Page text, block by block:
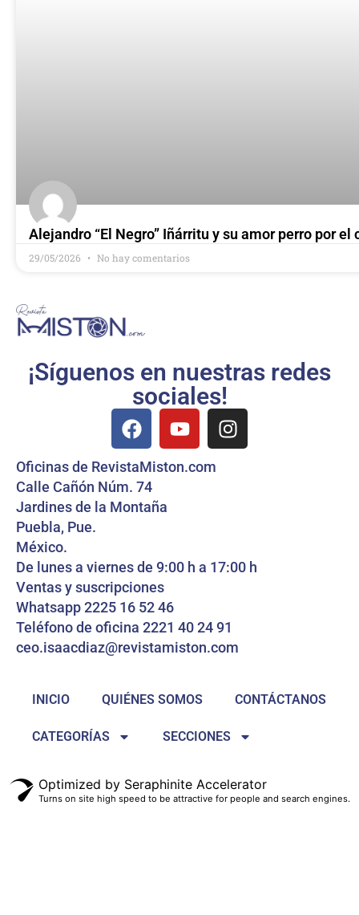
Alejandro “El Negro” Iñárritu y su amor perro por el
29/05/2026 No hay comentarios
¡Síguenos en nuestras redes
sociales!
Oficinas de RevistaMiston.com
Calle Cañón Núm. 74
Jardines de la Montaña
Puebla, Pue.
México.
De lunes a viernes de 9:00 h a 17:00 h
Ventas y suscripciones
Whatsapp 2225 16 52 46
Teléfono de oficina 2221 40 24 91
ceo.isaacdiaz@revistamiston.com
INICIO QUIÉNES SOMOS CONTÁCTANOS
CATEGORÍAS SECCIONES
Optimized by Seraphinite Accelerator
Turns on site high speed to be attractive for people and search engines.